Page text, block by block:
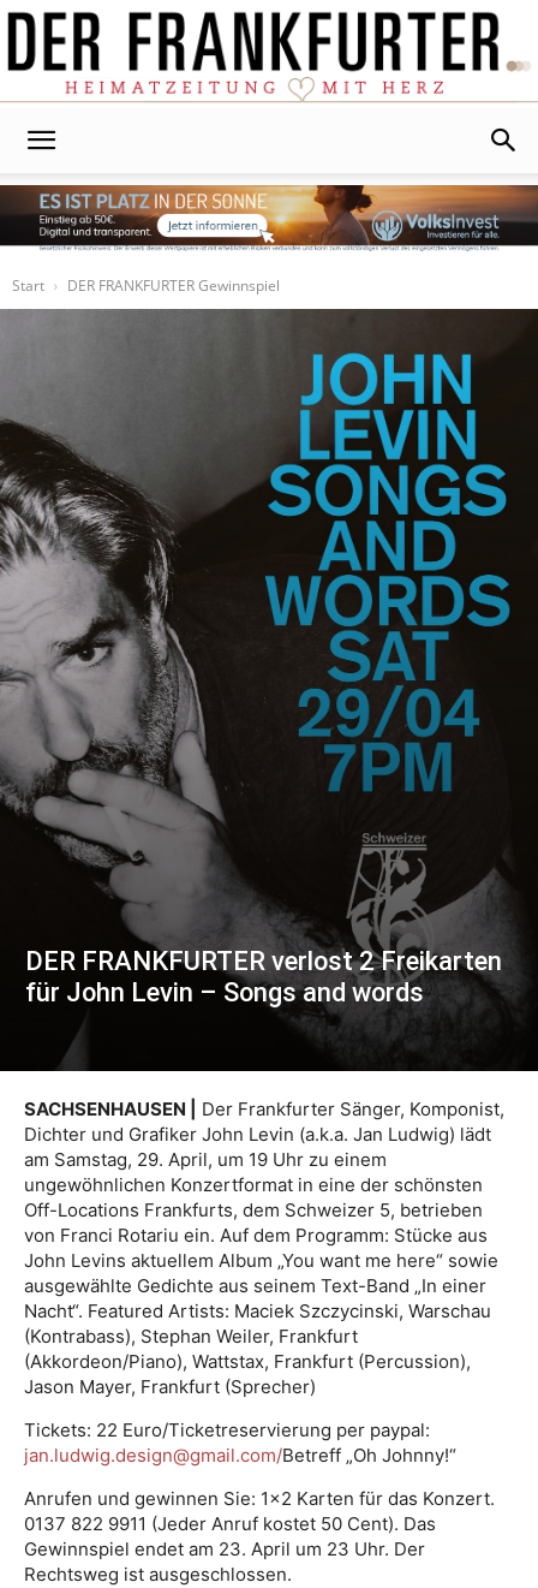
Start
DER FRANKFURTER Gewinnspiel
DER FRANKFURTER verlost 2 Freikarten
für John Levin – Songs and words
SACHSENHAUSEN |
Der Frankfurter Sänger, Komponist,
Dichter und Grafiker John Levin (a.k.a. Jan Ludwig) lädt
am Samstag, 29. April, um 19 Uhr zu einem
ungewöhnlichen Konzertformat in eine der schönsten
Off-Locations Frankfurts, dem Schweizer 5, betrieben
von Franci Rotariu ein. Auf dem Programm: Stücke aus
John Levins aktuellem Album „You want me here“ sowie
ausgewählte Gedichte aus seinem Text-Band „In einer
Nacht“. Featured Artists: Maciek Szczycinski, Warschau
(Kontrabass), Stephan Weiler, Frankfurt
(Akkordeon/Piano), Wattstax, Frankfurt (Percussion),
Jason Mayer, Frankfurt (Sprecher)
Tickets: 22 Euro/Ticketreservierung per paypal:
jan.ludwig.design@gmail.com/Betreff „Oh Johnny!“
Anrufen und gewinnen Sie: 1×2 Karten für das Konzert.
0137 822 9911 (Jeder Anruf kostet 50 Cent). Das
Gewinnspiel endet am 23. April um 23 Uhr. Der
Rechtsweg ist ausgeschlossen.